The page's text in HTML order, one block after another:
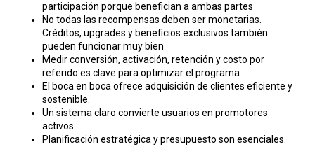
participación porque benefician a ambas partes
No todas las recompensas deben ser monetarias.
Créditos, upgrades y beneficios exclusivos también
pueden funcionar muy bien
Medir conversión, activación, retención y costo por
referido es clave para optimizar el programa
El boca en boca ofrece adquisición de clientes eficiente y
sostenible.
Un sistema claro convierte usuarios en promotores
activos.
Planificación estratégica y presupuesto son esenciales.